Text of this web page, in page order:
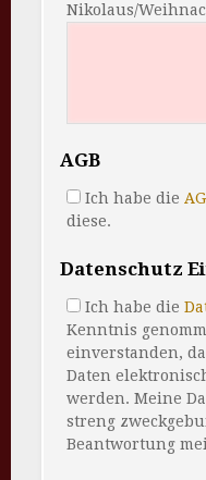
Nikolaus/
AGB
Ich habe die
diese.
Datenschutz
Ich habe die
Kenntnis
einverstanden,
Daten
werden. Meine
streng
Beantwortung